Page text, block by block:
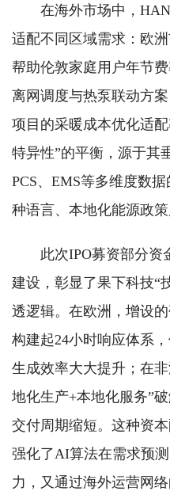
在海外市场中，
适配不同区域需求：欧
帮助伦敦家庭用户年节
离网调度与热泵联动方
项目的采暖成本优化适
特异性”的平衡，源于其
PCS、EMS等多维度数
种语言、本地化能源政策
此次IPO募资部分
建设，彰显了果下科技“
透逻辑。在欧洲，增设
构建起24小时响应体系
生成效率大大提升；在
地化生产+本地化服务”
交付周期缩短。这种资
强化了AI算法在需求预
力，又通过海外运营网